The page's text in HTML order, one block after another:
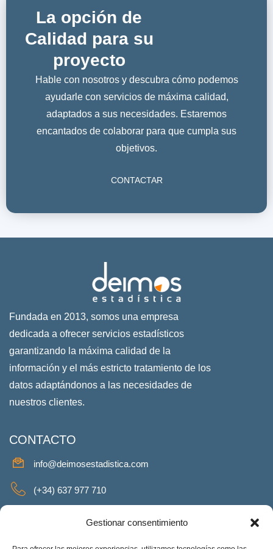
Gestionar consentimiento
La opción de
Calidad para su
proyecto
Hable con nosotros y descubra cómo podemos
ayudarle con servicios de máxima calidad,
adaptados a sus necesidades. Estaremos
encantados de colaborar para que cumpla sus
objetivos.
CONTACTAR
Fundada en 2013, somos una empresa
dedicada a ofrecer servicios estadísticos
garantizando la máxima calidad de la
información y el más estricto tratamiento de los
datos adaptándonos a las necesidades de
nuestros clientes.
CONTACTO
info@deimosestadistica.com
(+34) 637 977 710